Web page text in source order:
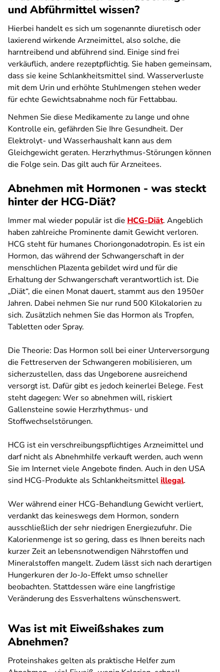
und Abführmittel wissen?
Hierbei handelt es sich um sogenannte diuretisch oder
laxierend wirkende Arzneimittel, also solche, die
harntreibend und abführend sind. Einige sind frei
verkäuflich, andere rezeptpflichtig. Sie haben gemeinsam,
dass sie keine Schlankheitsmittel sind. Wasserverluste
mit dem Urin und erhöhte Stuhlmengen stehen weder
für echte Gewichtsabnahme noch für Fettabbau.
Nehmen Sie diese Medikamente zu lange und ohne
Kontrolle ein, gefährden Sie Ihre Gesundheit. Der
Elektrolyt- und Wasserhaushalt kann aus dem
Gleichgewicht geraten. Herzrhythmus-Störungen können
die Folge sein. Das gilt auch für Arzneitees.
Abnehmen mit Hormonen - was steckt
hinter der HCG-Diät?
Immer mal wieder populär ist die HCG-Diät. Angeblich
haben zahlreiche Prominente damit Gewicht verloren.
HCG steht für humanes Choriongonadotropin. Es ist ein
Hormon, das während der Schwangerschaft in der
menschlichen Plazenta gebildet wird und für die
Erhaltung der Schwangerschaft verantwortlich ist. Die
„Diät“, die einen Monat dauert, stammt aus den 1950er
Jahren. Dabei nehmen Sie nur rund 500 Kilokalorien zu
sich. Zusätzlich nehmen Sie das Hormon als Tropfen,
Tabletten oder Spray.
Die Theorie: Das Hormon soll bei einer Unterversorgung
die Fettreserven der Schwangeren mobilisieren, um
sicherzustellen, dass das Ungeborene ausreichend
versorgt ist. Dafür gibt es jedoch keinerlei Belege. Fest
steht dagegen: Wer so abnehmen will, riskiert
Gallensteine sowie Herzrhythmus- und
Stoffwechselstörungen.
HCG ist ein verschreibungspflichtiges Arzneimittel und
darf nicht als Abnehmhilfe verkauft werden, auch wenn
Sie im Internet viele Angebote finden. Auch in den USA
sind HCG-Produkte als Schlankheitsmittelillegal.
Wer während einer HCG-Behandlung Gewicht verliert,
verdankt das keineswegs dem Hormon, sondern
ausschließlich der sehr niedrigen Energiezufuhr. Die
Kalorienmenge ist so gering, dass es Ihnen bereits nach
kurzer Zeit an lebensnotwendigen Nährstoffen und
Mineralstoffen mangelt. Zudem lässt sich nach derartigen
Hungerkuren der Jo-Jo-Effekt umso schneller
beobachten. Stattdessen wäre eine langfristige
Veränderung des Essverhaltens wünschenswert.
Was ist mit Eiweißshakes zum
Abnehmen?
Proteinshakes gelten als praktische Helfer zum